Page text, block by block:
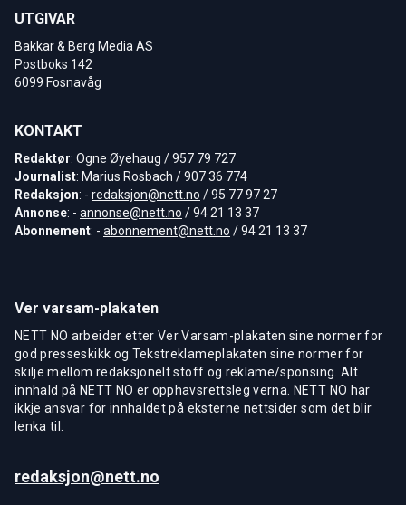
UTGIVAR
Bakkar & Berg Media AS
Postboks 142
6099 Fosnavåg
KONTAKT
Redaktør: Ogne Øyehaug / 957 79 727
Journalist: Marius Rosbach / 907 36 774
Redaksjon: - redaksjon@nett.no / 95 77 97 27
Annonse: - annonse@nett.no / 94 21 13 37
Abonnement: - abonnement@nett.no / 94 21 13 37
Ver varsam-plakaten
NETT NO arbeider etter Ver Varsam-plakaten sine normer for
god presseskikk og Tekstreklameplakaten sine normer for
skilje mellom redaksjonelt stoff og reklame/sponsing. Alt
innhald på NETT NO er opphavsrettsleg verna. NETT NO har
ikkje ansvar for innhaldet på eksterne nettsider som det blir
lenka til.
redaksjon@nett.no